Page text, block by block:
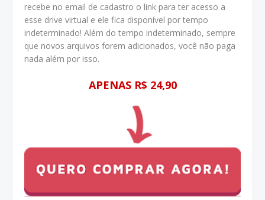
recebe no email de cadastro o link para ter acesso a
esse drive virtual e ele fica disponível por tempo
indeterminado! Além do tempo indeterminado, sempre
que novos arquivos forem adicionados, você não paga
nada além por isso.
APENAS R$ 24,90